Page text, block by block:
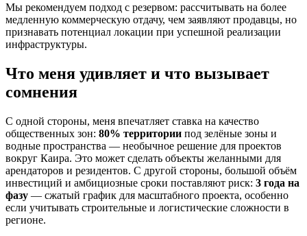
Мы рекомендуем подход с резервом: рассчитывать на более
медленную коммерческую отдачу, чем заявляют продавцы, но
признавать потенциал локации при успешной реализации
инфраструктуры.
Что меня удивляет и что вызывает
сомнения
С одной стороны, меня впечатляет ставка на качество
общественных зон: 80% территории под зелёные зоны и
водные пространства — необычное решение для проектов
вокруг Каира. Это может сделать объекты желанными для
арендаторов и резидентов. С другой стороны, большой объём
инвестиций и амбициозные сроки поставляют риск: 3 года на
фазу — сжатый график для масштабного проекта, особенно
если учитывать строительные и логистические сложности в
регионе.